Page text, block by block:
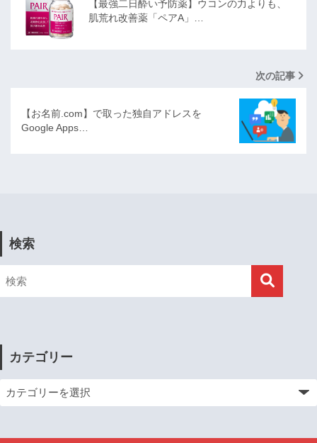
【最強二日酔い予防薬】ウコンの力よりも、
肌荒れ改善薬「ペアA」…
次の記事
【お名前.com】で取った独自アドレスを
Google Apps…
検索
カテゴリー